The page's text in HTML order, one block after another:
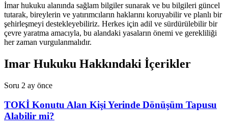
İmar hukuku alanında sağlam bilgiler sunarak ve bu bilgileri güncel
tutarak, bireylerin ve yatırımcıların haklarını koruyabilir ve planlı bir
şehirleşmeyi destekleyebiliriz. Herkes için adil ve sürdürülebilir bir
çevre yaratma amacıyla, bu alandaki yasaların önemi ve gerekliliği
her zaman vurgulanmalıdır.
Imar Hukuku Hakkındaki İçerikler
Soru 2 ay önce
TOKİ Konutu Alan Kişi Yerinde Dönüşüm Tapusu
Alabilir mi?